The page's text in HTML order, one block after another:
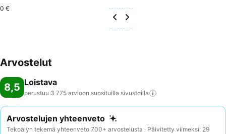
0 €
Arvostelut
8,5 Loistava
perustuu 3 775 arvioon suosituilla sivustoilla
Arvostelujen yhteenveto
Tekoälyn tekemä yhteenveto 700+ arvostelusta · Päivitetty viimeksi: 29